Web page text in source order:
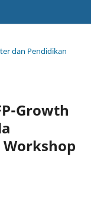
dan Pendidikan
Growth